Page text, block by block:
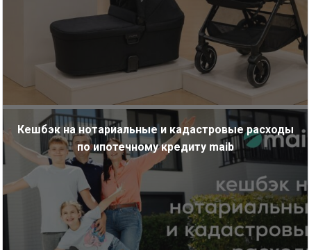
Кешбэк на нотариальные и кадастровые расходы
по ипотечному кредиту maib